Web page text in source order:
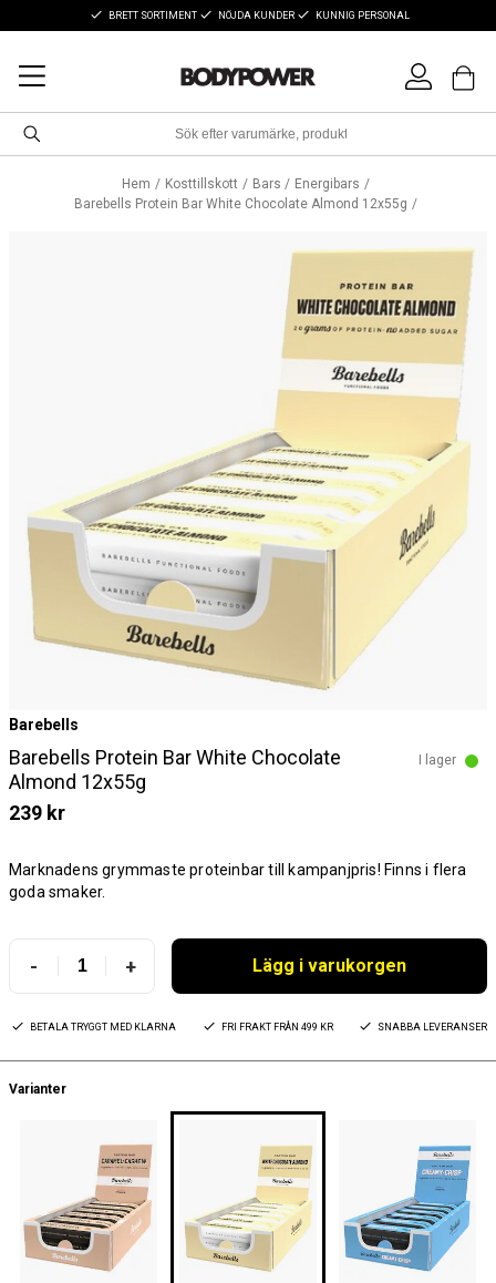
BRETT SORTIMENT NÖJDA KUNDER KUNNIG PERSONAL
Hem Kosttillskott Bars
Energibars
Barebells Protein Bar White Chocolate Almond 12x55g
Barebells
Barebells Protein Bar White Chocolate
Almond 12x55g
I lager
239 kr
Marknadens grymmaste proteinbar till kampanjpris! Finns i flera
goda smaker.
- + Lägg i varukorgen
BETALA TRYGGT MED KLARNA FRI FRAKT FRÅN 499 KR SNABBA LEVERANSER
Varianter